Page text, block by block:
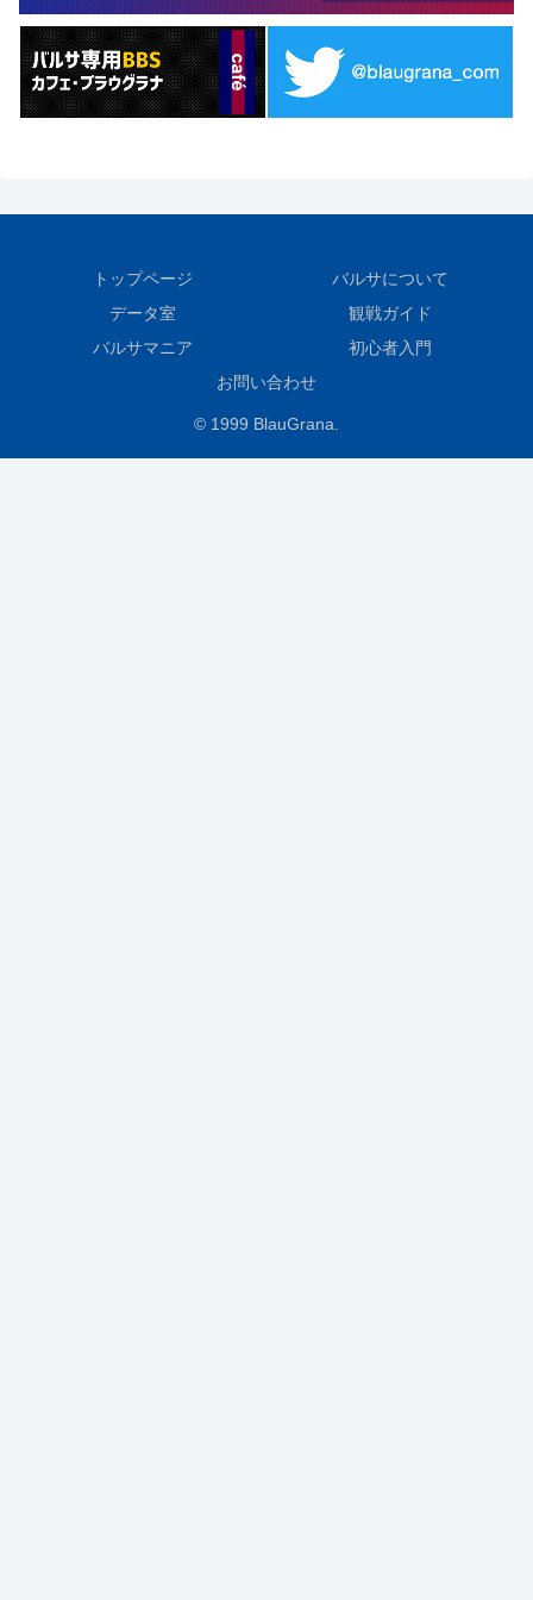
トップページ
バルサについて
データ室
観戦ガイド
バルサマニア
初心者入門
お問い合わせ
© 1999 BlauGrana.